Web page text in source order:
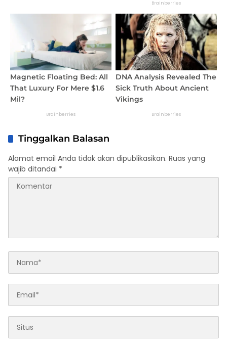
Tinggalkan Balasan
Alamat email Anda tidak akan dipublikasikan. Ruas yang
wajib ditandai *